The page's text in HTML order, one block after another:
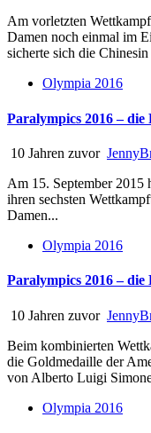
Am vorletzten
Damen noch einmal im
sicherte sich die
Olympia 2016
Paralympics 2016 – die
10 Jahren zuvor
Am 15. September 2015
ihren sechsten
Damen...
Olympia 2016
Paralympics 2016 – die
10 Jahren zuvor
Beim kombinierten
die Goldmedaille der
von Alberto Luigi
Olympia 2016